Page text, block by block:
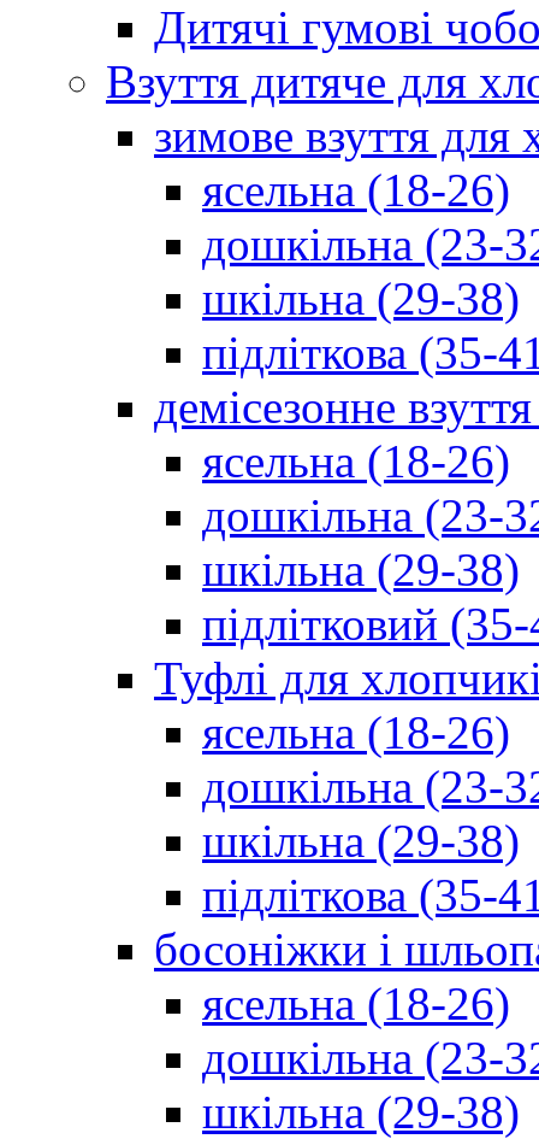
Дитячі гумові
Взуття дитяче для
зимове взуття для
ясельна (18-26)
дошкільна (23-
шкільна (29-38)
підліткова (35-
демісезонне
ясельна (18-26)
дошкільна (23-
шкільна (29-38)
підлітковий
Туфлі для
ясельна (18-26)
дошкільна (23-
шкільна (29-38)
підліткова (35-
босоніжки і
ясельна (18-26)
дошкільна (23-
шкільна (29-38)